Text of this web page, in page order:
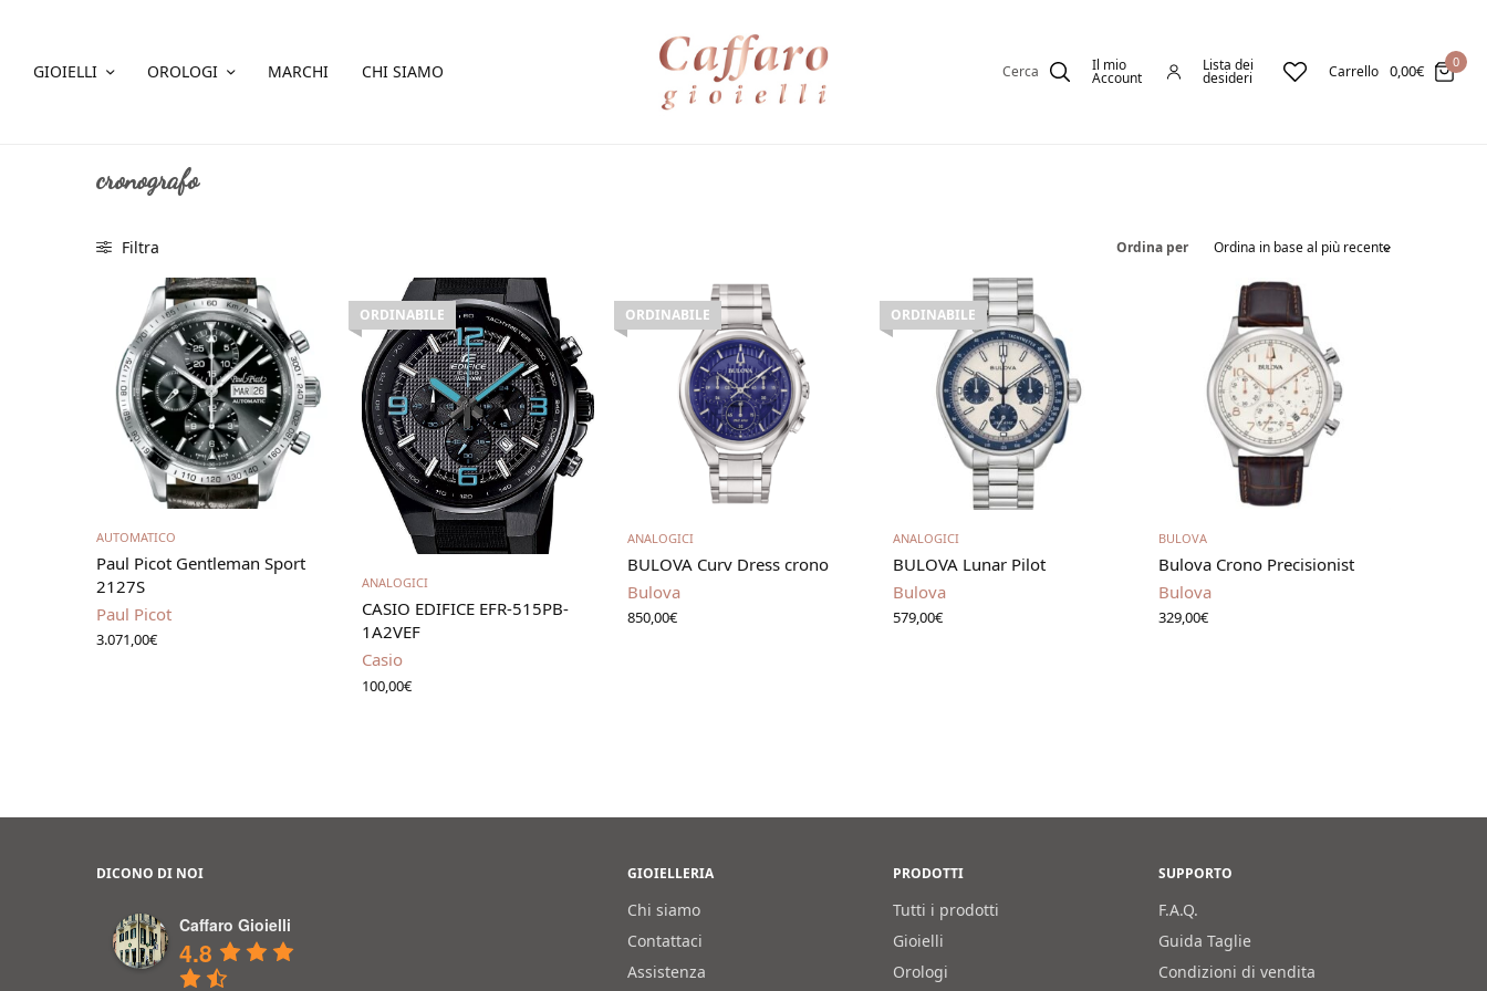
GIOIELLI OROLOGI MARCHI CHI SIAMO Cerca Il mio
Account
Lista dei
desideri Carrello 0,00€ 0
cronografo
Filtra Ordina per
Aggiungi al carrello
AUTOMATICO
Paul Picot Gentleman Sport
2127S
Paul Picot
3.071,00€
ORDINABILE
ANALOGICI
CASIO EDIFICE EFR-515PB-
1A2VEF
Casio
100,00€
ORDINABILE
ANALOGICI
BULOVA Curv Dress crono
Bulova
850,00€
ORDINABILE
ANALOGICI
BULOVA Lunar Pilot
Bulova
579,00€
Aggiungi al carrello
BULOVA
Bulova Crono Precisionist
Bulova
329,00€
DICONO DI NOI
Caffaro Gioielli
4.8
GIOIELLERIA
Chi siamo
Contattaci
Assistenza
PRODOTTI
Tutti i prodotti
Gioielli
Orologi
SUPPORTO
F.A.Q.
Guida Taglie
Condizioni di vendita